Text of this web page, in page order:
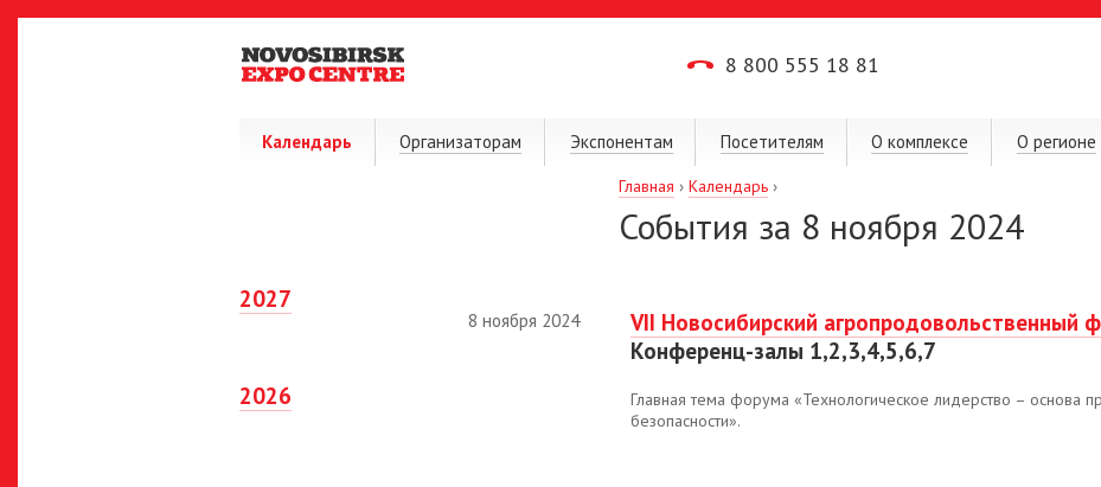
8 800 555 18 81
Календарь Организаторам Экспонентам Посетителям О комплексе О регионе
Главная › Календарь ›
События за 8 ноября 2024
2027
2026
8 ноября 2024 VII Новосибирский агропродовольственный
Конференц-залы 1,2,3,4,5,6,7
Главная тема форума «Технологическое лидерство – основа
безопасности».